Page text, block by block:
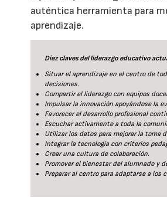
auténtica herramienta para
aprendizaje.
Diez claves del liderazgo educativo
Situar el aprendizaje en el centro de
decisiones.
Compartir el liderazgo con equipos
Impulsar la innovación apoyándose la
Favorecer el desarrollo profesional
Escuchar activamente a toda la
Utilizar los datos para mejorar la toma
Integrar la tecnología con criterios
Crear una cultura de colaboración.
Promover el bienestar del alumnado y
Preparar al centro para adaptarse a los